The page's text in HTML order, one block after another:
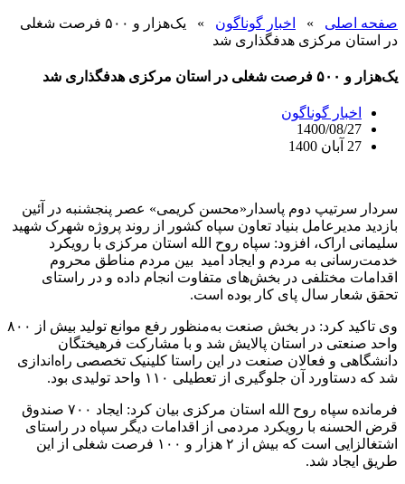
صفحه اصلی » اخبار گوناگون »
یک‌هزار و ۵۰۰ فرصت شغلی
در استان مرکزی هدفگذاری شد
یک‌هزار و ۵۰۰ فرصت شغلی در استان مرکزی هدفگذاری شد
اخبار گوناگون
1400/08/27
27 آبان 1400
سردار سرتیپ دوم پاسدار«محسن کریمی» عصر پنجشنبه در آئین
بازدید مدیرعامل بنیاد تعاون سپاه کشور از روند پروژه شهرک شهید
سلیمانی اراک، افزود: سپاه روح الله استان مرکزی با رویکرد
خدمت‌رسانی به مردم و ایجاد امید بین مردم مناطق محروم
اقدامات مختلفی در بخش‌های متفاوت انجام داده و در راستای
تحقق شعار سال پای کار بوده است.
وی تاکید کرد: در بخش صنعت به‌منظور رفع موانع تولید بیش از ۸۰۰
واحد صنعتی در استان پالایش شد و با مشارکت فرهیختگان
دانشگاهی و فعالان صنعت در این راستا کلینیک تخصصی راه‌اندازی
شد که دستاورد آن جلوگیری از تعطیلی ۱۱۰ واحد تولیدی بود.
فرمانده سپاه روح الله استان مرکزی بیان کرد: ایجاد ۷۰۰ صندوق
قرض الحسنه با رویکرد مردمی از اقدامات دیگر سپاه در راستای
اشتغالزایی است که بیش از ۲ هزار و ۱۰۰ فرصت شغلی از این
طریق ایجاد شد.